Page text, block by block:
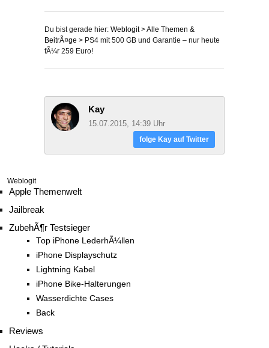
Du bist gerade hier: Weblogit>Alle Themen &
BeitrÃ¤ge > PS4 mit 500 GB und Garantie – nur heute
fÃ¼r 259 Euro!
Kay
15.07.2015, 14:39 Uhr
folge Kay auf Twitter
Weblogit
Apple Themenwelt
Jailbreak
ZubehÃ¶r Testsieger
Top iPhone LederhÃ¼llen
iPhone Displayschutz
Lightning Kabel
iPhone Bike-Halterungen
Wasserdichte Cases
Back
Reviews